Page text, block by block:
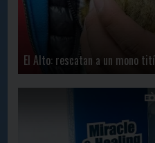
El Alto: rescatan a un mono